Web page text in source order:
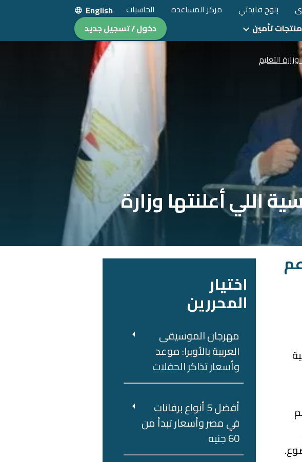
بلوج فايدتي مركز المساعده الحاسبات
English
منتجات تأمين دخول / تسجيل جديد
التعليم
اللي أعلنتها وزارة
اختيار
المحررين
مهرجان الموسيقى
العربية بالأوبرا: موعد
وأسعار تذاكر الحفلات
أفضل 5 أنواع برفانات
في مصر وأسعار تبدأ من
60 جنيه